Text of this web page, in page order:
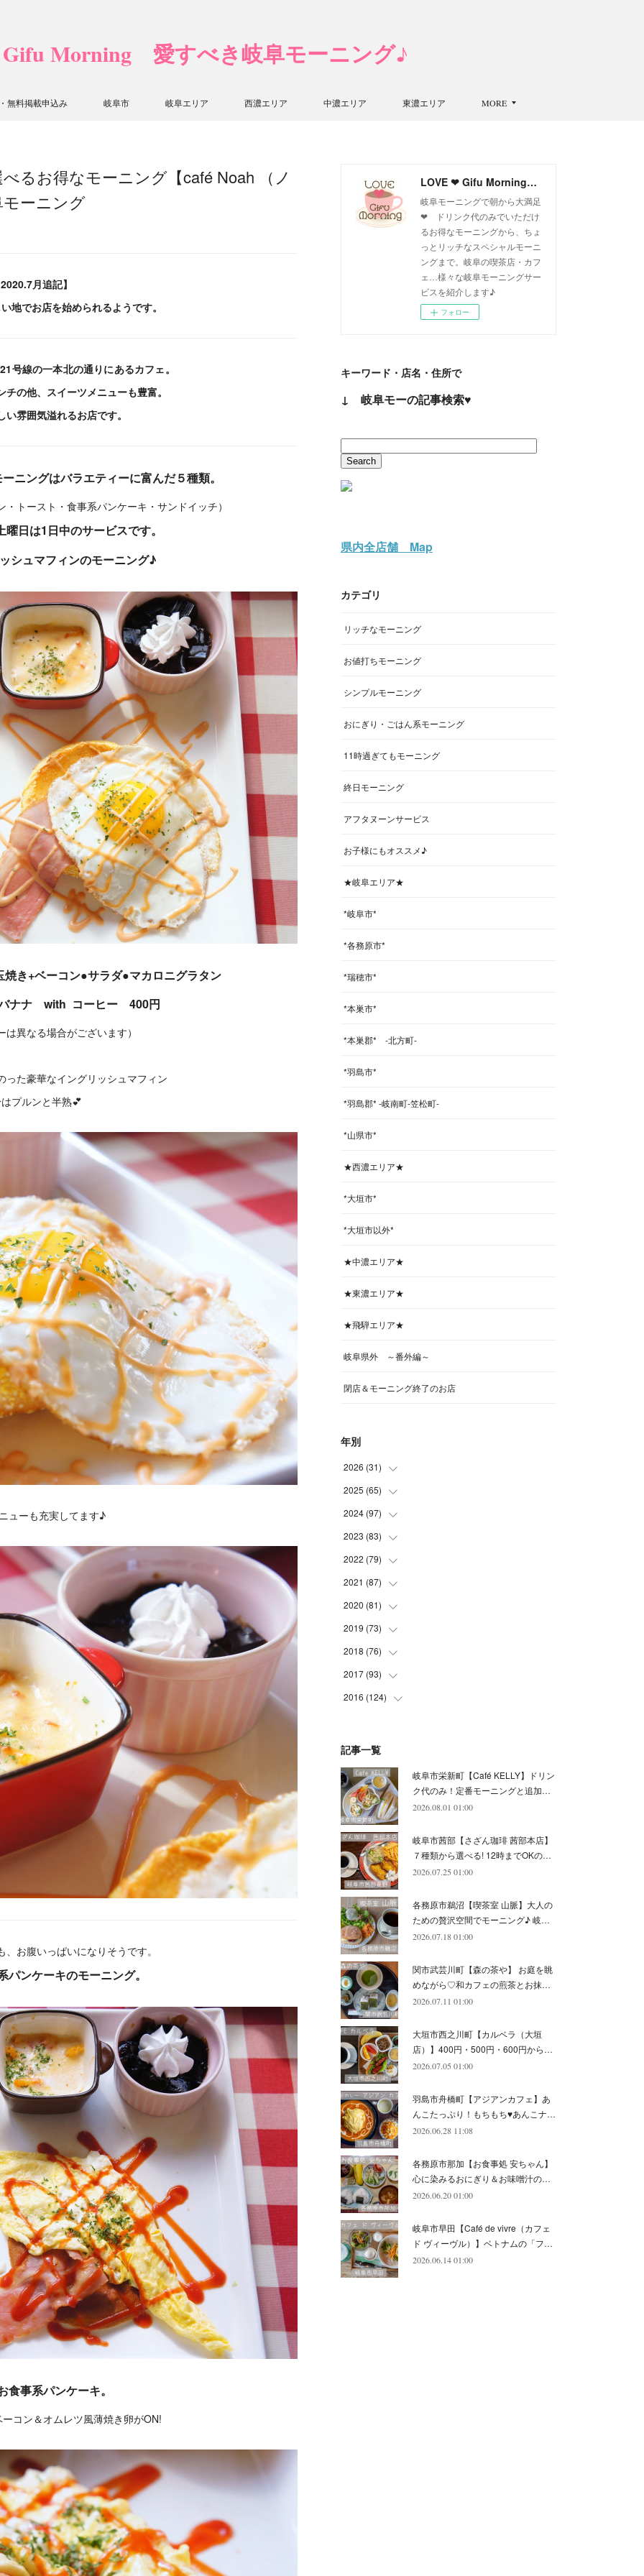
Morning 愛すべき岐阜モーニング♪
無料掲載申込み 岐阜市 岐阜エリア 西濃エリア 中濃エリア 東濃エリア MORE
るお得なモーニング【café Noah （ノ
ーニング
月追記】
地でお店を始められるようです。
号線の一本北の通りにあるカフェ。
の他、スイーツメニューも豊富。
い雰囲気溢れるお店です。
ニングはバラエティーに富んだ５種類。
トースト・食事系パンケーキ・サンドイッチ）
日は1日中のサービスです。
シュマフィンのモーニング♪
き+ベーコン●サラダ●マカロニグラタン
ナナ with コーヒー 400円
異なる場合がございます）
った豪華なイングリッシュマフィン
プルンと半熟💕
ューも充実してます♪
お腹いっぱいになりそうです。
パンケーキのモーニング。
食事系パンケーキ。
コン＆オムレツ風薄焼き卵がON!
LOVE ❤ Gifu Morning 愛すべき岐阜モーニング♪
岐阜モーニングで朝から大満足
❤ ドリンク代のみでいただけ
るお得なモーニングから、ちょ
っとリッチなスペシャルモーニ
ングまで。岐阜の喫茶店・カフ
ェ…様々な岐阜モーニングサー
ビスを紹介します♪
フォロー
キーワード・店名・住所で
↓ 岐阜モーの記事検索♥
県内全店舗 Map
カテゴリ
リッチなモーニング
お値打ちモーニング
シンプルモーニング
おにぎり・ごはん系モーニング
11時過ぎてもモーニング
終日モーニング
アフタヌーンサービス
お子様にもオススメ♪
★岐阜エリア★
*岐阜市*
*各務原市*
*瑞穂市*
*本巣市*
*本巣郡* -北方町-
*羽島市*
*羽島郡* -岐南町-笠松町-
*山県市*
★西濃エリア★
*大垣市*
*大垣市以外*
★中濃エリア★
★東濃エリア★
★飛騨エリア★
岐阜県外 ～番外編～
閉店＆モーニング終了のお店
年別
2026 (31)
(4
(4
(5
(4
(5
(4
(5
2025 (65)
(5
(6
(6
(6
(5
(4
(5
(7
(7
2024 (97)
(5
(7
(7
(8
(9
(8
(11
(8)
(6
(10)
2023 (83)
(6
(7
(7
(9
(8
(7
(7)
(5
(6)
(8)
2022 (79)
(4
(8
(10
)
(7
(8
(9)
(4)
(6)
2021 (87)
(12
)
(9
(11
)
(1
(6)
( 7)
(9)
(2)
2020 (81)
(10
)
(11
)
(8
(7)
(5)
(1)
(8)
(4)
(7)
2019 (73)
(4
(6
(4)
(5)
(4)
(4)
(10)
(10)
(6)
2018 (76)
(9
(3)
(8)
(7)
(6)
(5)
(6)
(8)
(8)
2017 (93)
(7)
(8)
(8)
(8)
(9)
(9)
(9)
(7)
(11)
2016 (124)
(10)
(12)
(16)
(9)
(13)
(8)
(6)
(12)
(6)
記事一覧
岐阜市栄新町【Café KELLY】ドリン
ク代のみ！定番モーニングと追加…
2026.08.01 01:00
岐阜市茜部【さざん珈琲 茜部本店】
７種類から選べる! 12時までOKの…
2026.07.25 01:00
各務原市鵜沼【喫茶室 山脈】大人の
ための贅沢空間でモーニング♪ 岐…
2026.07.18 01:00
関市武芸川町【森の茶や】 お庭を眺
めながら♡和カフェの煎茶とお抹…
2026.07.11 01:00
大垣市西之川町【カルベラ（大垣
店）】400円・500円・600円から…
2026.07.05 01:00
羽島市舟橋町【アジアンカフェ】あ
んこたっぷり！もちもち♥あんこナ…
2026.06.28 11:08
各務原市那加【お食事処 安ちゃん】
心に染みるおにぎり＆お味噌汁の…
2026.06.20 01:00
岐阜市早田【Café de vivre（カフェ
ド ヴィーヴル）】ベトナムの「フ…
2026.06.14 01:00